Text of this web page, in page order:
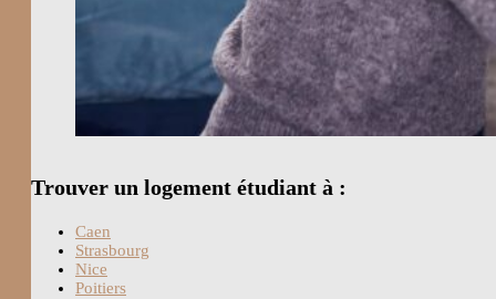
Trouver un logement étudiant à :
Caen
Strasbourg
Nice
Poitiers